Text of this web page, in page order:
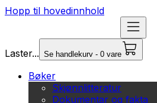
Hopp til hovedinnhold
Laster... Se handlekurv - 0 vare
Bøker
Skjønnlitteratur
Dokumentar og fakta